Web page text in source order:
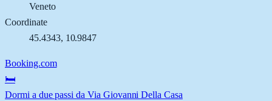
Veneto
Coordinate
45.4343, 10.9847
Booking.com
🛏️
Dormi a due passi da Via Giovanni Della Casa